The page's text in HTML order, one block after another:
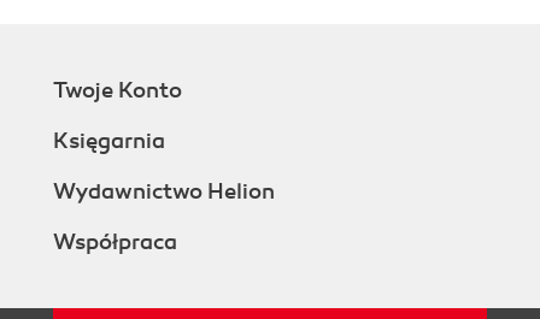
Twoje Konto
Księgarnia
Wydawnictwo Helion
Współpraca